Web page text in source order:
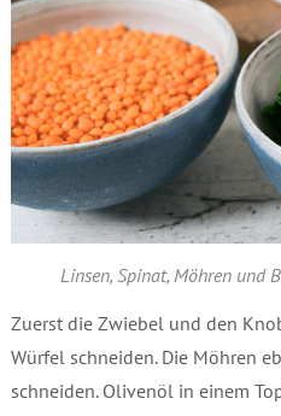
Linsen, Spinat, Möhren und
Zuerst die Zwiebel und den
Würfel schneiden. Die Möhren
schneiden. Olivenöl in einem